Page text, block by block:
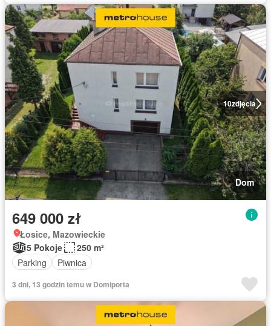
10zdjęcia
Dom
649 000 zł
Łosice, Mazowieckie
5 Pokoje
250 m²
Parking
Piwnica
3 dni, 13 godzin temu w Domiporta